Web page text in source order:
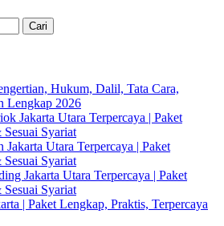
Hukum, Dalil, Tata Cara,
Lengkap 2026
Jakarta Utara Terpercaya | Paket
Syariat
Jakarta Utara Terpercaya | Paket
Syariat
Jakarta Utara Terpercaya | Paket
Syariat
| Paket Lengkap, Praktis, Terpercaya